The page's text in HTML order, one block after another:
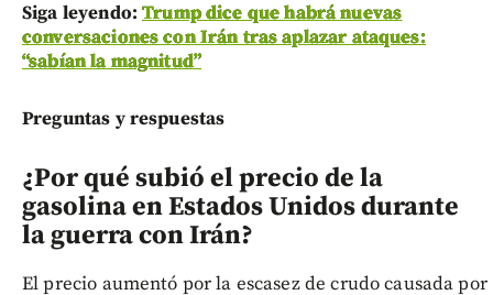
Siga leyendo:Trump dice que habrá nuevas
conversaciones con Irán tras aplazar ataques:
“sabían la magnitud”
Preguntas y respuestas
¿Por qué subió el precio de la
gasolina en Estados Unidos durante
la guerra con Irán?
El precio aumentó por la escasez de crudo causada por